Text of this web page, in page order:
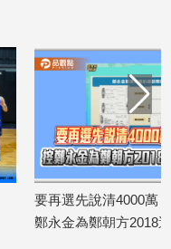
要再選先說清4000萬
鄭永金為鄭朝方2018